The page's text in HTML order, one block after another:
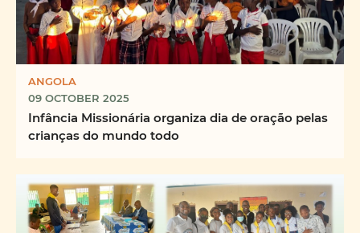
ANGOLA
09 OCTOBER 2025
Infância Missionária organiza dia de oração pelas
crianças do mundo todo